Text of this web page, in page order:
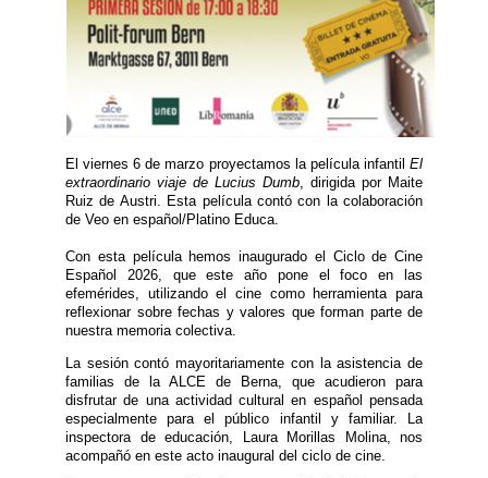
El viernes 6 de marzo proyectamos la película infantil El
extraordinario viaje de Lucius Dumb , dirigida por Maite
Ruiz de Austri. Esta película contó con la colaboración
de Veo en español/Platino Educa.
Con esta película hemos inaugurado el Ciclo de Cine
Español 2026, que este año pone el foco en las
efemérides, utilizando el cine como herramienta para
reflexionar sobre fechas y valores que forman parte de
nuestra memoria colectiva.
La sesión contó mayoritariamente con la asistencia de
familias de la ALCE de Berna, que acudieron para
disfrutar de una actividad cultural en español pensada
especialmente para el público infantil y familiar. La
inspectora de educación, Laura Morillas Molina, nos
acompañó en este acto inaugural del ciclo de cine.